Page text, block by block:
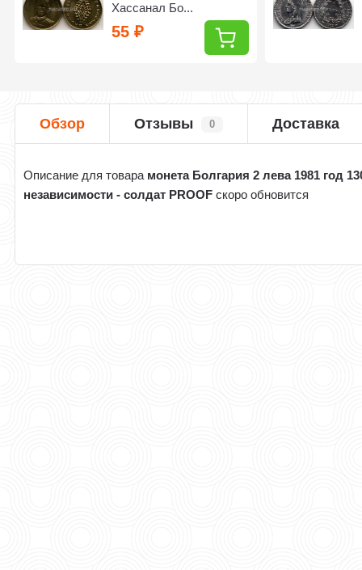
Хассанал Бо...
55₽
Обзор Отзывы 0 Доставка
Описание для товара монета Болгария 2 лева 1981 год
независимости - солдат PROOF скоро обновится